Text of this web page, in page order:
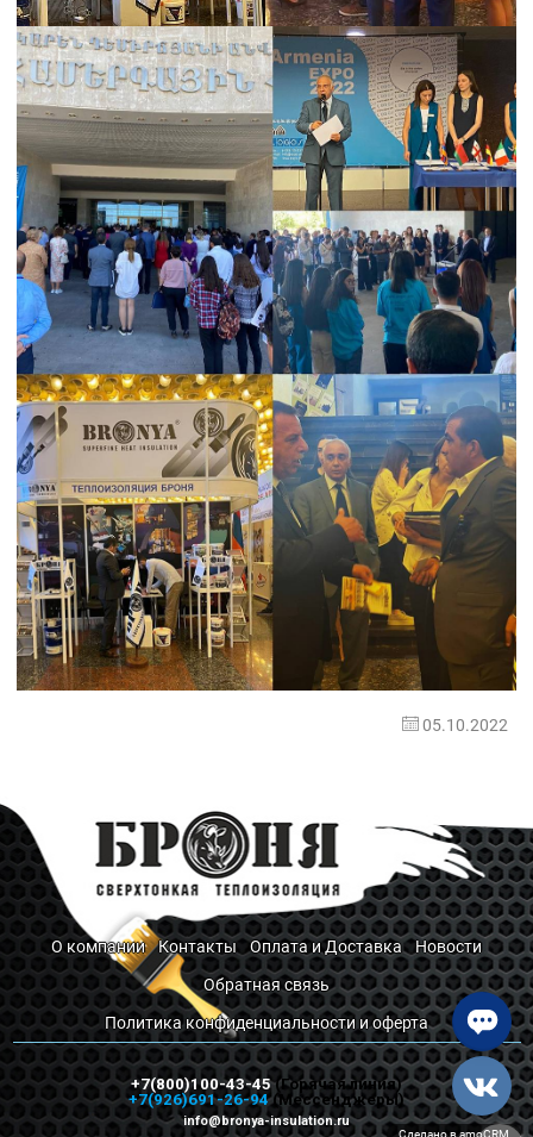
05.10.2022
О компании Контакты Оплата и Доставка Новости
Обратная связь
Политика конфиденциальности и оферта
+7(800)100-43-45(Горячая линия)
+7(926)691-26-94(Мессенджеры)
info@bronya-insulation.ru
Сделано в amoCRM